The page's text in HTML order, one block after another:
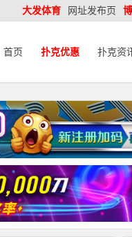
大发体育 网址发布页
首页 扑克优惠 扑克资